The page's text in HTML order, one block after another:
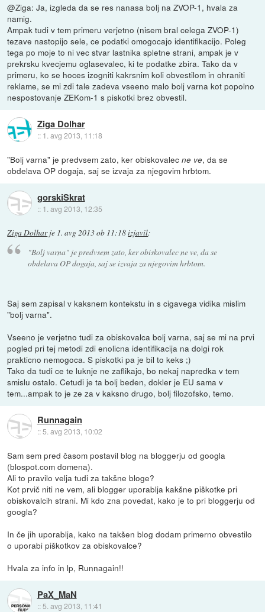
@Ziga: Ja, izgleda da se res nanasa bolj na ZVOP-1, hvala za
namig.
Ampak tudi v tem primeru verjetno (nisem bral celega ZVOP-1)
tezave nastopijo sele, ce podatki omogocajo identifikacijo. Poleg
tega po moje to ni vec stvar lastnika spletne strani, ampak je v
prekrsku kvecjemu oglasevalec, ki te podatke zbira. Tako da v
primeru, ko se hoces izogniti kakrsnim koli obvestilom in ohraniti
reklame, se mi zdi tale zadeva vseeno malo bolj varna kot popolno
nespostovanje ZEKom-1 s piskotki brez obvestil.
Ziga Dolhar
:: 1. avg 2013, 11:18
"Bolj varna" je predvsem zato, ker obiskovalecne ve, da se
obdelava OP dogaja, saj se izvaja za njegovim hrbtom.
gorskiSkrat
:: 1. avg 2013, 12:35
Ziga Dolharje 1. avg 2013 ob 11:18izjavil:
"Bolj varna" je predvsem zato, ker obiskovalecne ve, da se
obdelava OP dogaja, saj se izvaja za njegovim hrbtom.
Saj sem zapisal v kaksnem kontekstu in s cigavega vidika mislim
"bolj varna".
Vseeno je verjetno tudi za obiskovalca bolj varna, saj se mi na prvi
pogled pri tej metodi zdi enolicna identifikacija na dolgi rok
prakticno nemogoca. S piskotki pa je bil to keks ;)
Tako da tudi ce te luknje ne zaflikajo, bo nekaj napredka v tem
smislu ostalo. Cetudi je ta bolj beden, dokler je EU sama v
tem...ampak to je ze za v kaksno drugo, bolj filozofsko, temo.
Runnagain
::5. avg 2013, 10:02
Sam sem pred časom postavil blog na bloggerju od googla
(blospot.com domena).
Ali to pravilo velja tudi za takšne bloge?
Kot prvič niti ne vem, ali blogger uporablja kakšne piškotke pri
obiskovalcih strani. Mi kdo zna povedat, kako je to pri bloggerju od
googla?
In če jih uporablja, kako na takšen blog dodam primerno obvestilo
o uporabi piškotkov za obiskovalce?
Hvala za info in lp, Runnagain!!
PaX_MaN
:: 5. avg 2013, 11:41